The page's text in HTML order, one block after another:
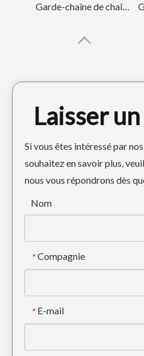
Garde-chaîne de chaîne de Doosan Hyundai pour l'excavatrice DH220
DOOSAN GRY METAL PROSTY GURD POUR LES PIÈCES DE CRARTIAGE DH300
Laisser
Si vous êtes intéressé par
souhaitez en savoir plus,
nous vous répondrons dès
Nom
* Compagnie
* E-mail